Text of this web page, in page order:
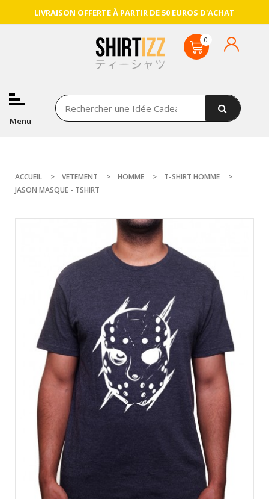
LIVRAISON OFFERTE À PARTIR DE 50 EUROS D'ACHAT
Menu
ACCUEIL VETEMENT HOMME
T-SHIRT HOMME
JASON MASQUE - TSHIRT